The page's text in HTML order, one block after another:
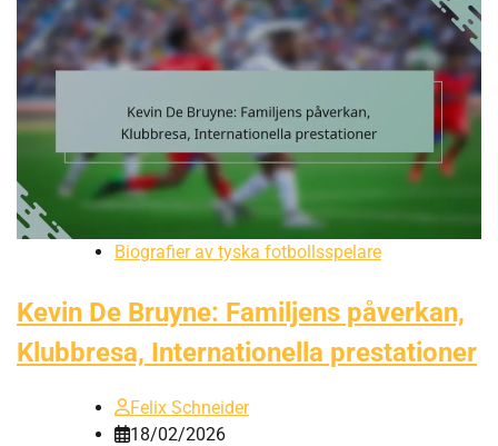
Biografier av tyska fotbollsspelare
Kevin De Bruyne: Familjens påverkan,
Klubbresa, Internationella prestationer
Felix Schneider
18/02/2026